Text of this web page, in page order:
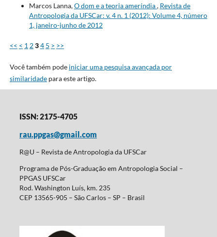
Marcos Lanna,O dom e a teoria ameríndia, Revista de
Antropologia da UFSCar: v. 4 n. 1 (2012): Volume 4, número
1, janeiro-junho de 2012
<< < 1 234 5 > >>
Você também pode iniciar uma pesquisa avançada por
similaridadepara este artigo.
ISSN: 2175-4705
rau.ppgas@gmail.com
R@U – Revista de Antropologia da UFSCar
Programa de Pós-Graduação em Antropologia Social –
PPGAS UFSCar
Rod. Washington Luís, km. 235
CEP 13565-905 – São Carlos – SP – Brasil